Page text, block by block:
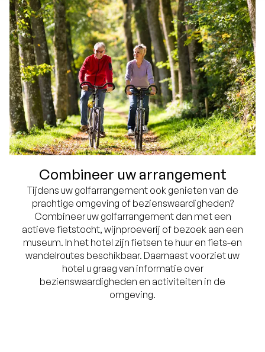
Combineer uw arrangement
Tijdens uw golfarrangement ook genieten van de
prachtige omgeving of bezienswaardigheden?
Combineer uw golfarrangement dan met een
actieve fietstocht, wijnproeverij of bezoek aan een
museum. In het hotel zijn fietsen te huur en fiets-en
wandelroutes beschikbaar. Daarnaast voorziet uw
hotel u graag van informatie over
bezienswaardigheden en activiteiten in de
omgeving.